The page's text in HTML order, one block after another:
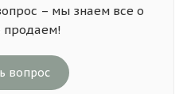
– мы знаем все о
продаем!
вопрос